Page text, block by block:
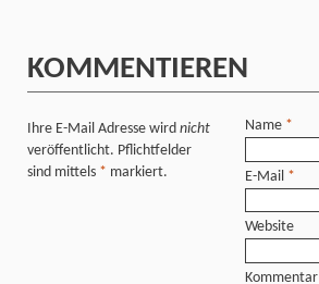
KOMMENTIEREN
Ihre E-Mail Adresse wird nicht
veröffentlicht. Pflichtfelder
sind mittels * markiert.
Name *
E-Mail *
Website
Kommentar